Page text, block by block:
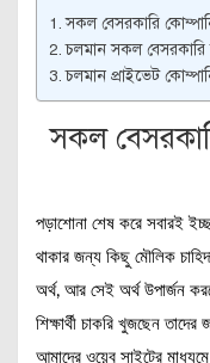
সকল বেসরকারি
চলমান সকল
চলমান প্রাইভেট
সকল
পড়াশোনা শেষ করে সবারই
থাকার জন্য কিছু মৌলিক
অর্থ, আর সেই অর্থ উপার্জন
শিক্ষার্থী চাকরি খুজছেন
আমাদের ওয়েব সাইটের